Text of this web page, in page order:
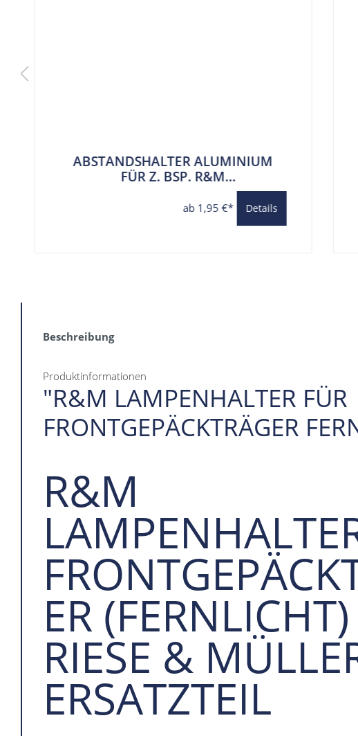
Beschreibung
Produktinformationen
"R&M LAMPENHALTER FÜR
FRONTGEPÄCKTRÄGER
R&M
ER
RIESE &
ERSATZTEIL
ABSTANDSHALTER ALUMINIUM
FÜR Z. BSP. R&M
FRONTGEPÄCKTRÄGER 6,2 MM
BOHRUNGab 1,95 €* Details